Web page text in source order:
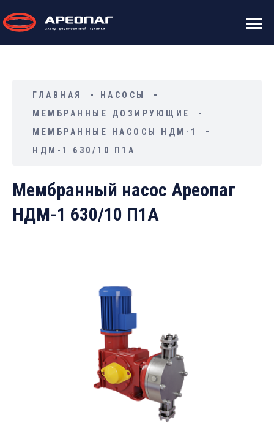
ГЛАВНАЯ
НАСОСЫ
МЕМБРАННЫЕ ДОЗИРУЮЩИЕ
МЕМБРАННЫЕ НАСОСЫ НДМ-1
НДМ-1 630/10 П1А
Мембранный насос Ареопаг
НДМ-1 630/10 П1А